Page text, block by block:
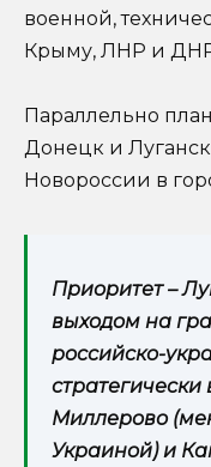
военной,
Крыму, ЛНР и
Параллельно
Донецк и
Новороссии в
Приоритет –
выходом на
российско-
Миллерово
Украиной) и